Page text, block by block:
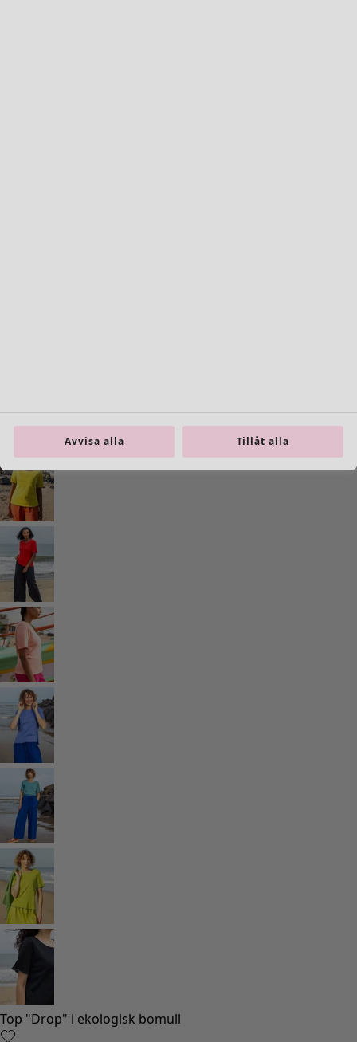
Inredning
Nyheter
All inredning
Gardiner
Kuddar & kuddfodral
Mattor
Frotté
Böcker
Tidigare favoriter
Badrum
Vardagsrum
Kök & matplats
Shoppa stilen
Klassisk och allmoge inredning
Avvisa alla Tillåt alla